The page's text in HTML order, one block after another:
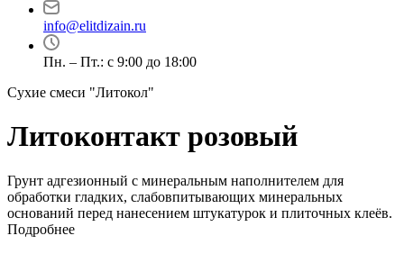
info@elitdizain.ru
Пн. – Пт.: с 9:00 до 18:00
Сухие смеси "Литокол"
Литоконтакт розовый
Грунт адгезионный с минеральным наполнителем для
обработки гладких, слабовпитывающих минеральных
оснований перед нанесением штукатурок и плиточных клеёв.
Подробнее